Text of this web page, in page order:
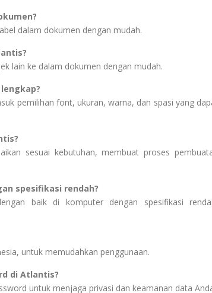
dalam dokumen dengan mudah.
lain ke dalam dokumen dengan mudah.
pemilihan font, ukuran, warna, dan spasi yang
sesuai kebutuhan, membuat proses
spesifikasi rendah?
baik di komputer dengan spesifikasi
untuk memudahkan penggunaan.
di Atlantis?
untuk menjaga privasi dan keamanan data